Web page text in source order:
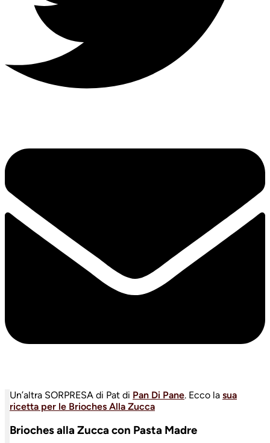
Un’altra SORPRESA di Pat di Pan Di Pane. Ecco la sua
ricetta per le Brioches Alla Zucca
Brioches alla Zucca con Pasta Madre